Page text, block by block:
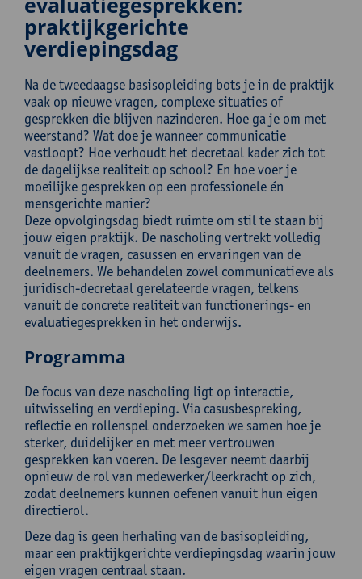
praktijkgerichte
verdiepingsdag
Na de tweedaagse basisopleiding bots je in de praktijk
vaak op nieuwe vragen, complexe situaties of
gesprekken die blijven nazinderen. Hoe ga je om met
weerstand? Wat doe je wanneer communicatie
vastloopt? Hoe verhoudt het decretaal kader zich tot
de dagelijkse realiteit op school? En hoe voer je
moeilijke gesprekken op een professionele én
mensgerichte manier?
Deze opvolgingsdag biedt ruimte om stil te staan bij
jouw eigen praktijk. De nascholing vertrekt volledig
vanuit de vragen, casussen en ervaringen van de
deelnemers. We behandelen zowel communicatieve als
juridisch-decretaal gerelateerde vragen, telkens
vanuit de concrete realiteit van functionerings- en
evaluatiegesprekken in het onderwijs.
Programma
De focus van deze nascholing ligt op interactie,
uitwisseling en verdieping. Via casusbespreking,
reflectie en rollenspel onderzoeken we samen hoe je
sterker, duidelijker en met meer vertrouwen
gesprekken kan voeren. De lesgever neemt daarbij
opnieuw de rol van medewerker/leerkracht op zich,
zodat deelnemers kunnen oefenen vanuit hun eigen
directierol.
Deze dag is geen herhaling van de basisopleiding,
maar een praktijkgerichte verdiepingsdag waarin jouw
eigen vragen centraal staan.